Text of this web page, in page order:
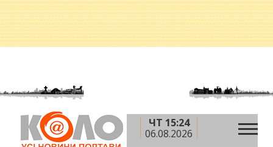
ЧТ 15:24
06.08.2026
Головна » 2010 рік » грудень »27 грудня
Календар